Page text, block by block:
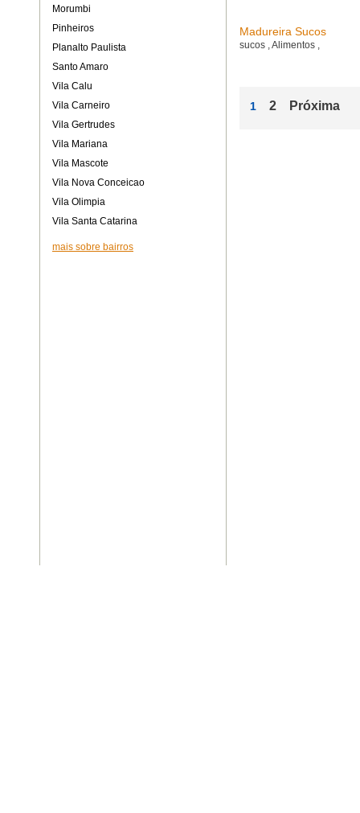
Morumbi
Pinheiros
Planalto Paulista
Santo Amaro
Vila Calu
Vila Carneiro
Vila Gertrudes
Vila Mariana
Vila Mascote
Vila Nova Conceicao
Vila Olimpia
Vila Santa Catarina
mais sobre bairros
Madureira Sucos
sucos ,Alimentos ,
1 2 Próxima